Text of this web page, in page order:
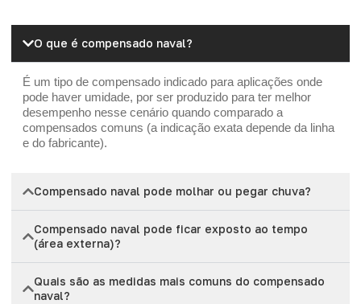
O que é compensado naval?
É um tipo de compensado indicado para aplicações onde
pode haver umidade, por ser produzido para ter melhor
desempenho nesse cenário quando comparado a
compensados comuns (a indicação exata depende da linha
e do fabricante).
Compensado naval pode molhar ou pegar chuva?
Compensado naval pode ficar exposto ao tempo
(área externa)?
Quais são as medidas mais comuns do compensado
naval?